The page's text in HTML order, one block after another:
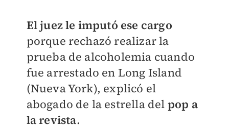
El juez le imputó ese cargo
porque rechazó realizar la
prueba de alcoholemia cuando
fue arrestado en Long Island
(Nueva York), explicó el
abogado de la estrella del pop a
la revista.